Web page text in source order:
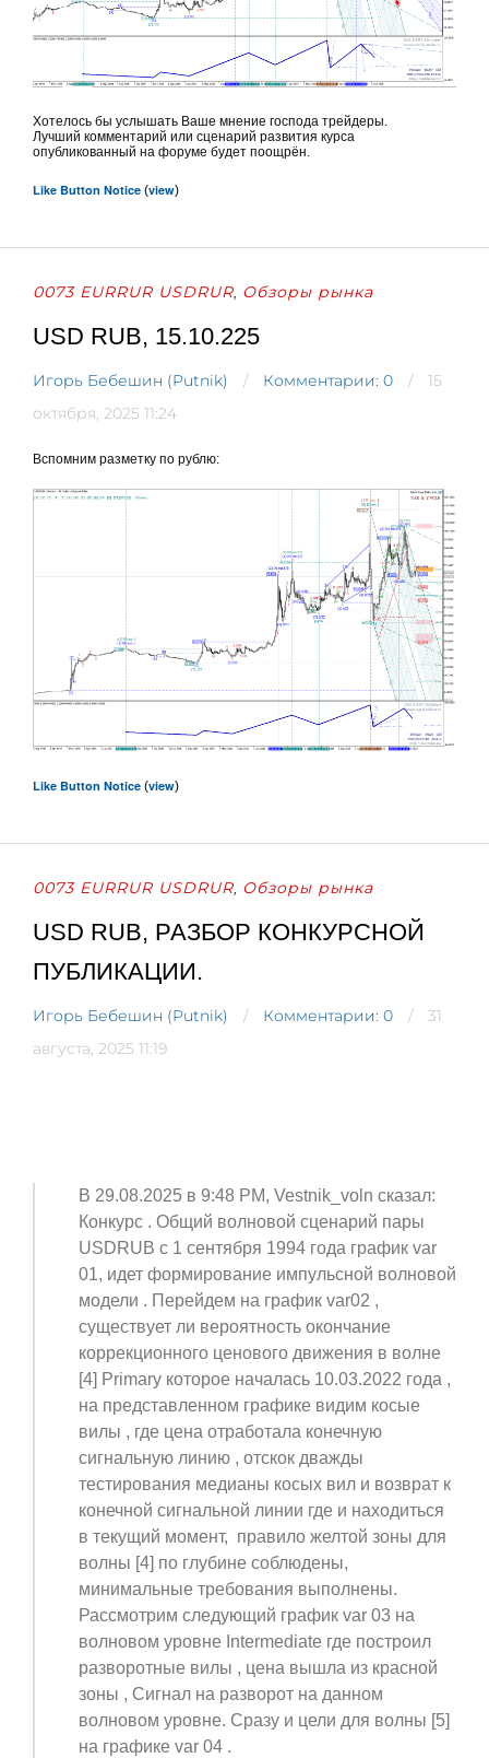
Хотелось бы услышать Ваше мнение господа трейдеры.
Лучший комментарий или сценарий развития курса
опубликованный на форуме будет поощрён.
Like Button Notice (view)
0073 EURRUR USDRUR, Обзоры рынка
USD RUB, 15.10.225
Игорь Бебешин (Putnik) Комментарии: 0
15
октября, 2025 11:24
Вспомним разметку по рублю:
Like Button Notice (view)
0073 EURRUR USDRUR Обзоры рынка
USD RUB, РАЗБОР КОНКУРСНОЙ
ПУБЛИКАЦИИ.
Игорь Бебешин (Putnik) Комментарии: 0
31
августа, 2025 11:19
В 29.08.2025 в 9:48 PM, Vestnik_voln сказал:
Конкурс . Общий волновой сценарий пары
USDRUB c 1 сентября 1994 года график var
01, идет формирование импульсной волновой
модели . Перейдем на график var02 ,
существует ли вероятность окончание
коррекционного ценового движения в волне
[4] Primary которое началась 10.03.2022 года ,
на представленном графике видим косые
вилы , где цена отработала конечную
сигнальную линию , отскок дважды
тестирования медианы косых вил и возврат к
конечной сигнальной линии где и находиться
в текущий момент, правило желтой зоны для
волны [4] по глубине соблюдены,
минимальные требования выполнены.
Рассмотрим следующий график var 03 на
волновом уровне Intermediate где построил
разворотные вилы , цена вышла из красной
зоны , Сигнал на разворот на данном
волновом уровне. Сразу и цели для волны [5]
на графике var 04 .